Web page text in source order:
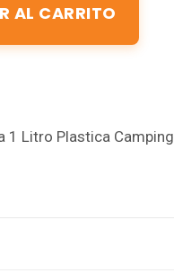
AL CARRITO
1 Litro Plastica Camping